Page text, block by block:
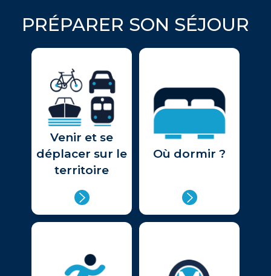
PRÉPARER SON SÉJOUR
Venir et se
déplacer sur le
territoire
Où dormir ?